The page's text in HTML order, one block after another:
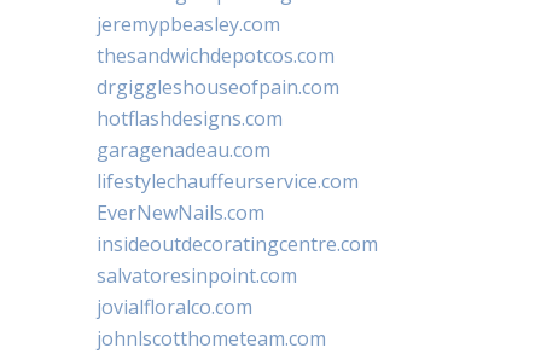
jeremypbeasley.com
thesandwichdepotcos.com
drgiggleshouseofpain.com
hotflashdesigns.com
garagenadeau.com
lifestylechauffeurservice.com
EverNewNails.com
insideoutdecoratingcentre.com
salvatoresinpoint.com
jovialfloralco.com
johnlscotthometeam.com